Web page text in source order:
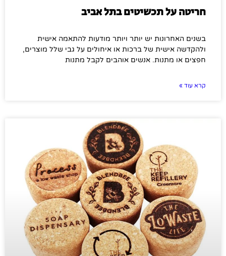
חריטה על תכשיטים בתל אביב
בשנים האחרונות יש יותר ויותר מודעות להתאמה אישית
ולהקדשה אישית של ברכות או איחולים על גבי שלל מוצרים,
חפצים או מתנות. אנשים אוהבים לקבל מתנות
קרא עוד »